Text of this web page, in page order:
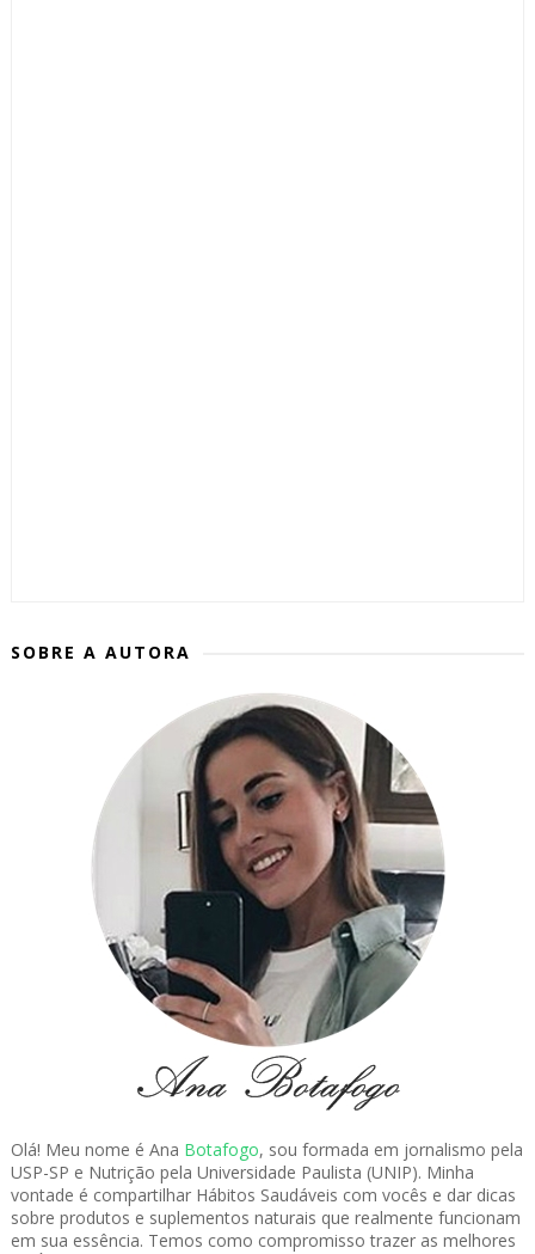
SOBRE A AUTORA
Olá! Meu nome é Ana Botafogo, sou formada em jornalismo pela
USP-SP e Nutrição pela Universidade Paulista (UNIP). Minha
vontade é compartilhar Hábitos Saudáveis com vocês e dar dicas
sobre produtos e suplementos naturais que realmente funcionam
em sua essência. Temos como compromisso trazer as melhores